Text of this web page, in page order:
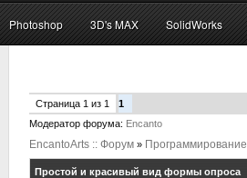
Photoshop 3D's MAX SolidWorks
Страница 1 из 1
1
Модератор форума: Encanto
EncantoArts :: Форум » Программирование
Простой и красивый вид формы опроса